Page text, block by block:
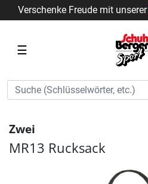
Verschenke Freude mit unserer
☰
Zwei
MR13 Rucksack